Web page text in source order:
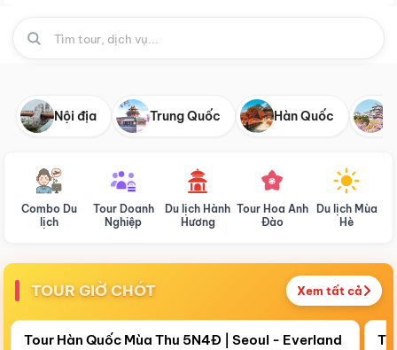
Nội địa Trung Quốc Hàn Quốc
Combo Du
lịch
Tour Doanh
Nghiệp
Du lịch Hành
Hương
Tour Hoa Anh
Đào
Du lịch Mùa
Hè
TOUR GIỜ CHÓT Xem tất cả
Còn18 ngày 09:45:33
Điểm nổi bật
Tour Hàn Quốc Mùa Thu 5N4Đ | Seoul - Everland